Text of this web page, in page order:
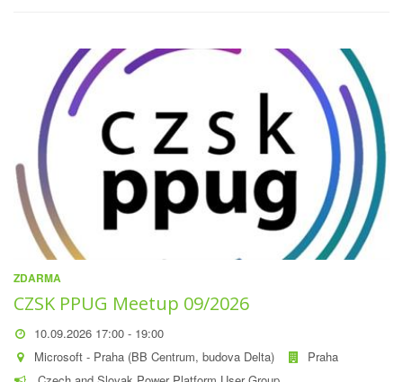
ZDARMA
CZSK PPUG Meetup 09/2026
10.09.2026 17:00 - 19:00
Microsoft - Praha (BB Centrum, budova Delta)
Praha